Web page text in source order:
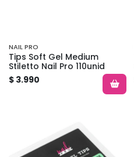
NAIL PRO
Tips Soft Gel Medium
Stiletto Nail Pro 110unid
$ 3.990